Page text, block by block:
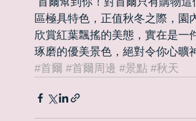
區極具特色，正值秋冬之際，
欣賞紅葉飄搖的美態，實在是一
琢磨的優美景色，絕對令你心曠
#首爾 #首爾周邊 #景點 #秋天